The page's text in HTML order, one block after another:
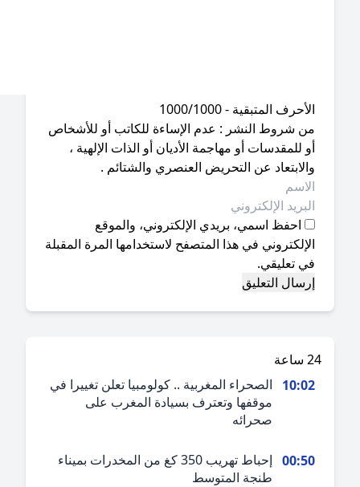
المتبقية - 1000/1000
شروط النشر : عدم الإساءة للكاتب أو للأشخاص
للمقدسات أو مهاجمة الأديان أو الذات الإلهية ،
عن التحريض العنصري والشتائم .
احفظ اسمي، بريدي الإلكتروني، والموقع
في هذا المتصفح لاستخدامها المرة المقبلة
تعليقي.
الصحراء المغربية .. كولومبيا تعلن تغييرا في
موقفها وتعترف بسيادة المغرب على
إحباط تهريب 350 كغ من المخدرات بميناء
طنجة المتوسط